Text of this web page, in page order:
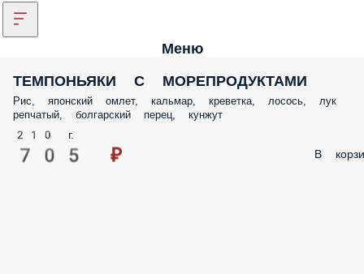
Меню
ТЕМПОНЬЯКИ С МОРЕПРОДУКТАМИ
Рис, японский омлет, кальмар, креветка, лосось, лук
репчатый, болгарский перец, кунжут
210 г.
705 ₽ В